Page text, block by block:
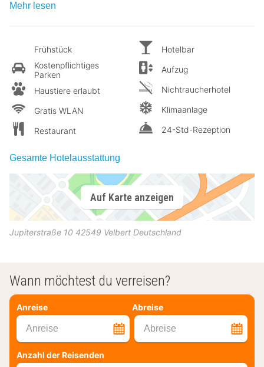
Mehr lesen
Frühstück
Kostenpflichtiges
Parken
Haustiere erlaubt
Gratis WLAN
Restaurant
Hotelbar
Aufzug
Nichtraucherhotel
Klimaanlage
24-Std-Rezeption
Gesamte Hotelausstattung
Auf Karte anzeigen
Jupiterstraße 10 42549 Velbert Deutschland
Wann möchtest du verreisen?
Anreise Abreise
Anreise Abreise
Anzahl der Reisenden